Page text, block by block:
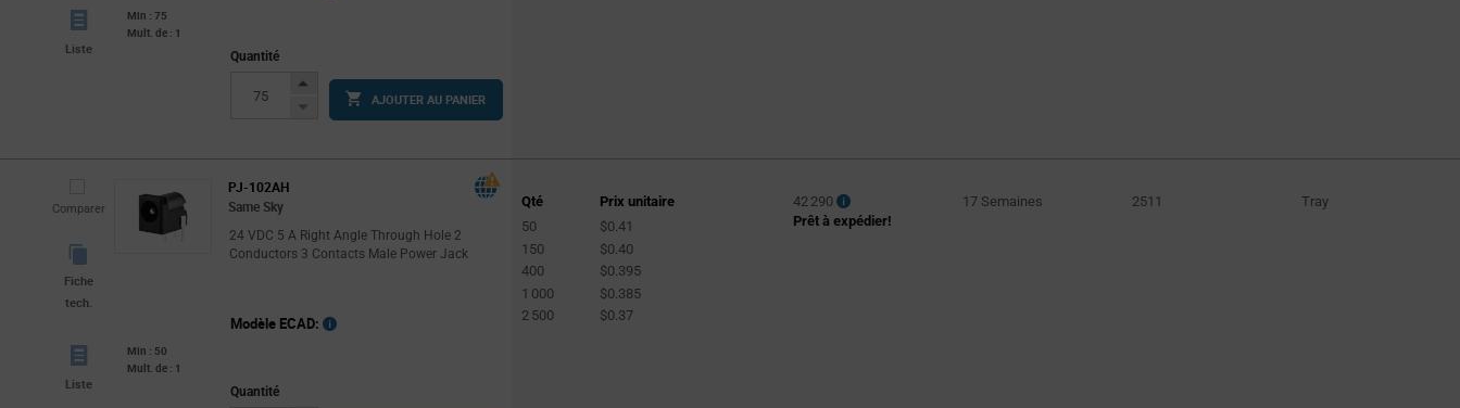
Liste
Min : 75
Mult. de : 1
Quantité
Increase
Button
Decrease
AJOUTER AU PANIER
Comparer
Fiche
tech.
PJ-102AH
Same Sky
24 VDC 5 A Right Angle Through Hole 2
Conductors 3 Contacts Male Power Jack
Liste
Min : 50
Mult. de : 1
Modèle ECAD:
Quantité
Qté
Prix unitaire
50
$0.41
150
$0.40
400
$0.395
1 000
$0.385
2 500
$0.37
42 290
Prêt à expédier!
17 Semaines 2511 Tray